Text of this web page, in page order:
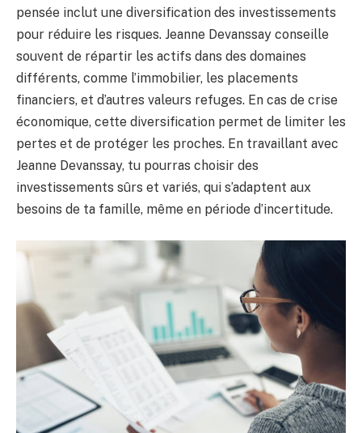
pensée inclut une diversification des investissements
pour réduire les risques. Jeanne Devanssay conseille
souvent de répartir les actifs dans des domaines
différents, comme l’immobilier, les placements
financiers, et d’autres valeurs refuges. En cas de crise
économique, cette diversification permet de limiter les
pertes et de protéger les proches. En travaillant avec
Jeanne Devanssay, tu pourras choisir des
investissements sûrs et variés, qui s’adaptent aux
besoins de ta famille, même en période d’incertitude.